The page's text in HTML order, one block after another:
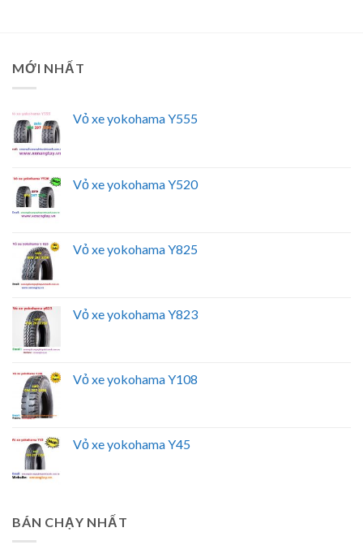
MỚI NHẤT
Vỏ xe yokohama Y555
Vỏ xe yokohama Y520
Vỏ xe yokohama Y825
Vỏ xe yokohama Y823
Vỏ xe yokohama Y108
Vỏ xe yokohama Y45
BÁN CHẠY NHẤT